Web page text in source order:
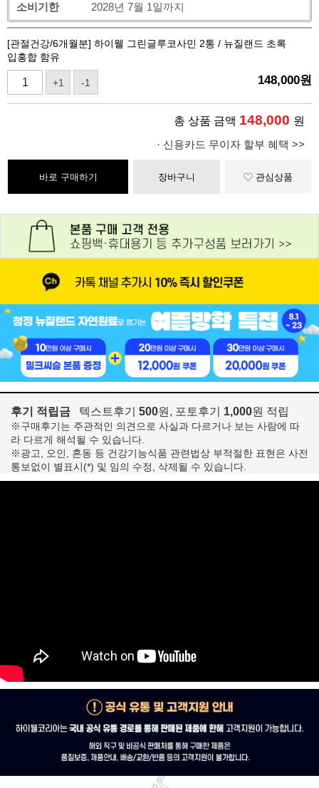
소비기한
2028년 7월 1일까지
[관절건강/6개월분] 하이웰 그린글루코사민 2통 / 뉴질랜드 초록
입홍합 함유
+1 -1 148,000원
총 상품 금액 148,000 원
· 신용카드 무이자 할부 혜택 >>
바로 구매하기 장바구니 관심상품
후기 적립금 텍스트후기 500원, 포토후기 1,000원 적립
※구매후기는 주관적인 의견으로 사실과 다르거나 보는 사람에 따
라 다르게 해석될 수 있습니다.
※광고, 오인, 혼동 등 건강기능식품 관련법상 부적절한 표현은 사전
통보없이 별표시(*) 및 임의 수정, 삭제될 수 있습니다.